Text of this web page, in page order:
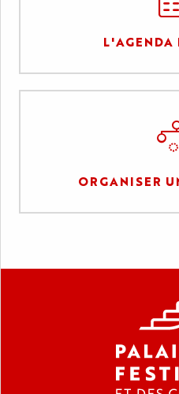
L'AGENDA
ORGANISER